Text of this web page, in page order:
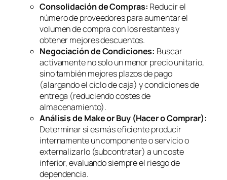
Consolidación de Compras: Reducir el
número de proveedores para aumentar el
volumen de compra con los restantes y
obtener mejores descuentos.
Negociación de Condiciones: Buscar
activamente no solo un menor precio unitario,
sino también mejores plazos de pago
(alargando el ciclo de caja) y condiciones de
entrega (reduciendo costes de
almacenamiento).
Análisis de Make or Buy(Hacer o Comprar):
Determinar si es más eficiente producir
internamente un componente o servicio o
externalizarlo (subcontratar) a un coste
inferior, evaluando siempre el riesgo de
dependencia.